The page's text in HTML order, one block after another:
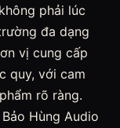
phải lúc
đa dạng
vị cung cấp
quy, với cam
rõ ràng.
Hùng Audio